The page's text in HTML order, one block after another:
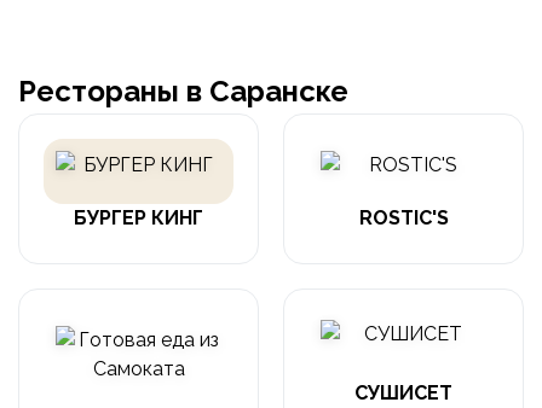
Рестораны в Саранске
БУРГЕР КИНГ ROSTIC'S
СУШИСЕТ